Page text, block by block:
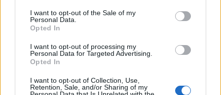
I want to opt-out of the Sale of my
Personal Data.
Opted In
I want to opt-out of processing my
Personal Data for Targeted Advertising.
Opted In
I want to opt-out of Collection, Use,
Retention, Sale, and/or Sharing of my